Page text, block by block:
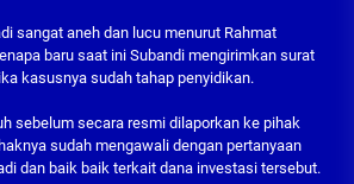
sangat aneh dan lucu menurut Rahmat
baru saat ini Subandi mengirimkan surat
kasusnya sudah tahap penyidikan.
sebelum secara resmi dilaporkan ke pihak
sudah mengawali dengan pertanyaan
dan baik baik terkait dana investasi tersebut.